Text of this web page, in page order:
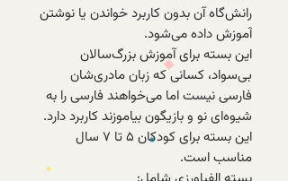
رانش‌گاه آن بدون کاربرد خواندن یا نوشتن
آموزش داده می‌شود.
این بسته برای آموزش بزرگ‌سالان
بی‌سواد،‌ کسانی که زبان مادری‌شان
فارسی نیست اما می‌خواهند فارسی را به
شیوه‌ای نو و بازیگون بیاموزند کاربرد دارد.
این بسته برای کودکان ۵ تا ۷ سال
مناسب است.